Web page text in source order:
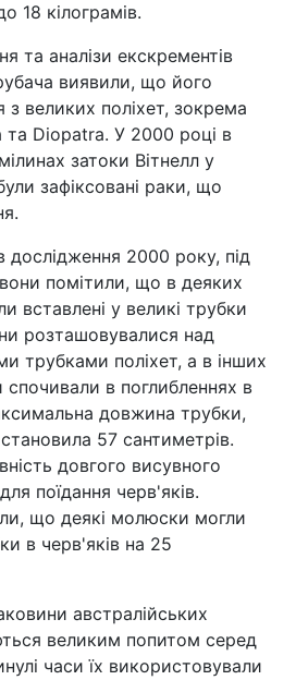
18 кілограмів.
та аналізи екскрементів
виявили, що його
з великих поліхет, зокрема
Diopatra. У 2000 році в
затоки Вітнелл у
зафіксовані раки, що
дослідження 2000 року, під
помітили, що в деяких
вставлені у великі трубки
розташовувалися над
трубками поліхет, а в інших
в поглибленнях в
довжина трубки,
57 сантиметрів.
довгого висувного
поїдання черв'яків.
що деякі молюски могли
в черв'яків на 25
австралійських
великим попитом серед
часи їх використовували